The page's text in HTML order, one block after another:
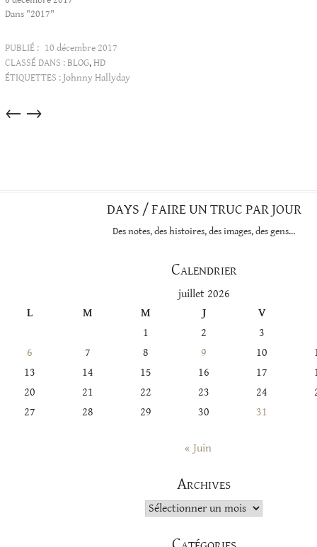
Dans "2017"
PUBLIÉ : 10 décembre 2017
CLASSÉ DANS :BLOG,HD
ÉTIQUETTES :Johnny Hallyday
Articles
→
←
DAYS / FAIRE UN TRUC PAR JOUR
Des notes, des histoires, des images, des gens…
Calendrier
juillet 2026
L
M M J
V
1
2
3
6
7 8 9 10
13
14 15 16 17
20
21 22 23 24
27
28 29 30 31
« Juin
Archives
Archives